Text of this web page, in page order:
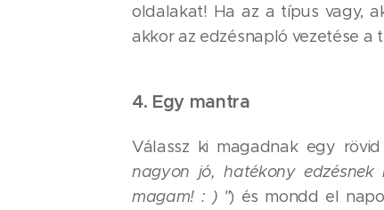
oldalakat! Ha az a típus vagy,
akkor az edzésnapló vezetése a
4. Egy mantra
Válassz ki magadnak egy
nagyon jó, hatékony
magam! : ) ") és mondd el